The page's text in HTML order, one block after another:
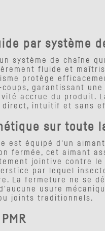
par système
système de chaîne
fluide et
protège
garantissant
accrue du produit.
intuitif et sans
sur toute
est équipé d'un
fermée, cet aimant
jointive contre
par lequel
La fermeture ne se
usure
joints traditionnels.